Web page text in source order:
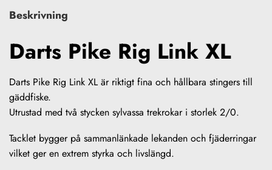
Beskrivning
Darts Pike Rig Link XL
Darts Pike Rig Link XL är riktigt fina och hållbara stingers till
gäddfiske.
Utrustad med två stycken sylvassa trekrokar i storlek 2/0.
Tacklet bygger på sammanlänkade lekanden och fjäderringar
vilket ger en extrem styrka och livslängd.